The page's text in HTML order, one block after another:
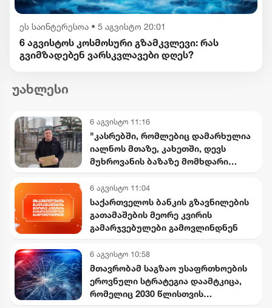
ეს საინტერესოა • 5 აგვისტო 20:01
6 აგვისტოს კოსმოსური გზამკვლევი: რას
გვიმზადებენ ვარსკვლავები დღეს?
უახლესი
6 აგვისტო 11:16
"კასრებში, რომლებიც დამარხულია
იალნოს მთაზე, კახეთში, დევს
მუხროვანის ბაზაზე მომხდარი
რომელიც ყველაფერს ფარდას
ახდის"
6 აგვისტო 11:04
საქართველოს ბანკის გზავნილების
გათამაშების მეორე კვირის
გამარჯვებულები გამოვლინდნენ
6 აგვისტო 10:58
მთავრობამ საგზაო უსაფრთხოების
ეროვნული სტრატეგია დაამტკიცა,
რომელიც 2030 წლისთვის